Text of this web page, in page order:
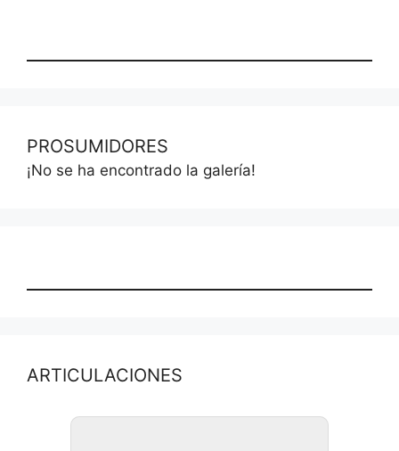
PROSUMIDORES
¡No se ha encontrado la galería!
ARTICULACIONES